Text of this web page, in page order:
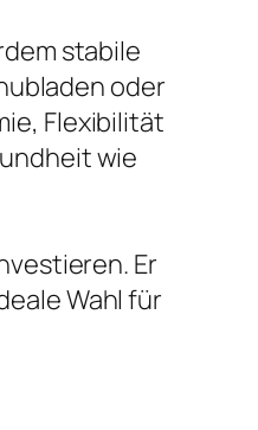
stabile
oder
Flexibilität
wie
Er
Wahl für